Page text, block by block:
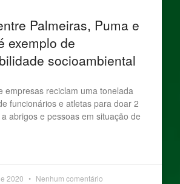
Palmeiras, Puma e
exemplo de
socioambiental
empresas reciclam uma tonelada
funcionários e atletas para doar 2
abrigos e pessoas em situação de
2020 Nenhum comentário